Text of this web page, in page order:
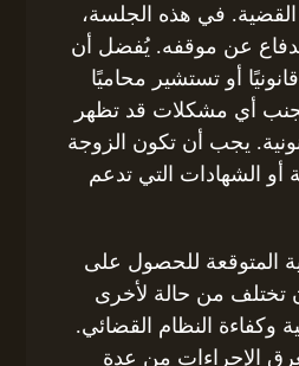
في هذه الجلسة،
عن موقفه. يُفضل أن
أو تستشير محاميًا
أي مشكلات قد تظهر
يجب أن تكون الزوجة
أو الشهادات التي تدعم
المتوقعة للحصول على
تختلف من حالة لأخرى
وكفاءة النظام القضائي.
الإجراءات من عدة